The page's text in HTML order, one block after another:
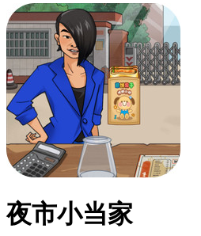
夜市小当家